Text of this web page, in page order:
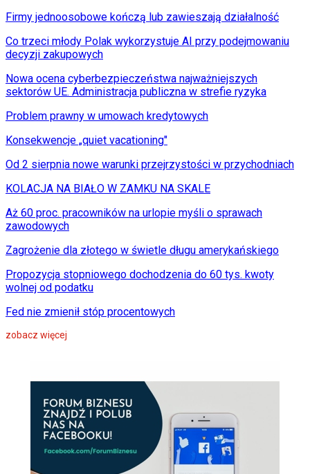
Firmy jednoosobowe kończą lub zawieszają działalność
Co trzeci młody Polak wykorzystuje AI przy podejmowaniu
decyzji zakupowych
Nowa ocena cyberbezpieczeństwa najważniejszych
sektorów UE. Administracja publiczna w strefie ryzyka
Problem prawny w umowach kredytowych
Konsekwencje „quiet vacationing"
Od 2 sierpnia nowe warunki przejrzystości w przychodniach
KOLACJA NA BIAŁO W ZAMKU NA SKALE
Aż 60 proc. pracowników na urlopie myśli o sprawach
zawodowych
Zagrożenie dla złotego w świetle długu amerykańskiego
Propozycja stopniowego dochodzenia do 60 tys. kwoty
wolnej od podatku
Fed nie zmienił stóp procentowych
zobacz więcej